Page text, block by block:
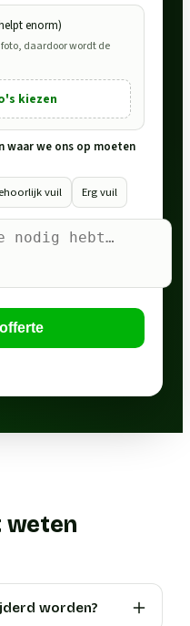
enorm)
daardoor wordt de
kiezen
waar we ons op moeten
vuil Erg vuil
weten
worden?